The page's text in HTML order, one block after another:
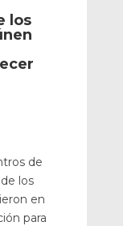
los
de
los
en
para